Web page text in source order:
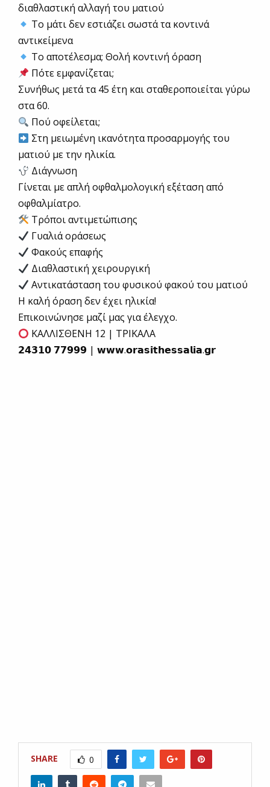
διαθλαστική αλλαγή του ματιού
Το μάτι δεν εστιάζει σωστά τα κοντινά
αντικείμενα
Το αποτέλεσμα; Θολή κοντινή όραση
Πότε εμφανίζεται;
Συνήθως μετά τα 45 έτη και σταθεροποιείται γύρω
στα 60.
Πού οφείλεται;
Στη μειωμένη ικανότητα προσαρμογής του
ματιού με την ηλικία.
Διάγνωση
Γίνεται με απλή οφθαλμολογική εξέταση από
οφθαλμίατρο.
Τρόποι αντιμετώπισης
Γυαλιά οράσεως
Φακούς επαφής
Διαθλαστική χειρουργική
Αντικατάσταση του φυσικού φακού του ματιού
Η καλή όραση δεν έχει ηλικία!
Επικοινώνησε μαζί μας για έλεγχο.
ΚΑΛΛΙΣΘΕΝΗ 12 | ΤΡΙΚΑΛΑ
𝟮𝟰𝟯𝟭𝟬 𝟳𝟳𝟵𝟵𝟵 | 𝘄𝘄𝘄.𝗼𝗿𝗮𝘀𝗶𝘁𝗵𝗲𝘀𝘀𝗮𝗹𝗶𝗮.𝗴𝗿
SHARE 0